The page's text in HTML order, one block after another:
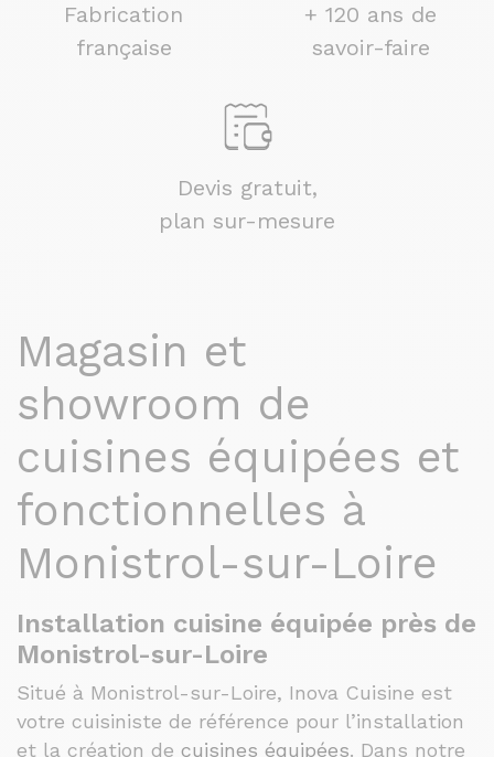
Fabrication
française
+ 120 ans de
savoir-faire
Devis gratuit,
plan sur-mesure
Magasin et
showroom de
cuisines équipées et
fonctionnelles à
Monistrol-sur-Loire
Installation cuisine équipée près de
Monistrol-sur-Loire
Situé à Monistrol-sur-Loire, Inova Cuisine est
votre cuisiniste de référence pour l’installation
et la création de cuisines équipées. Dans notre